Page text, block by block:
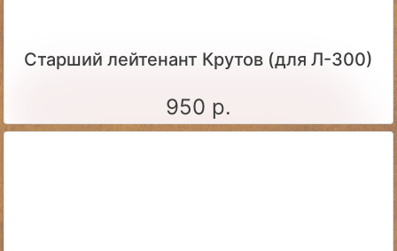
Старший лейтенант Крутов (для Л-300)
950 р.